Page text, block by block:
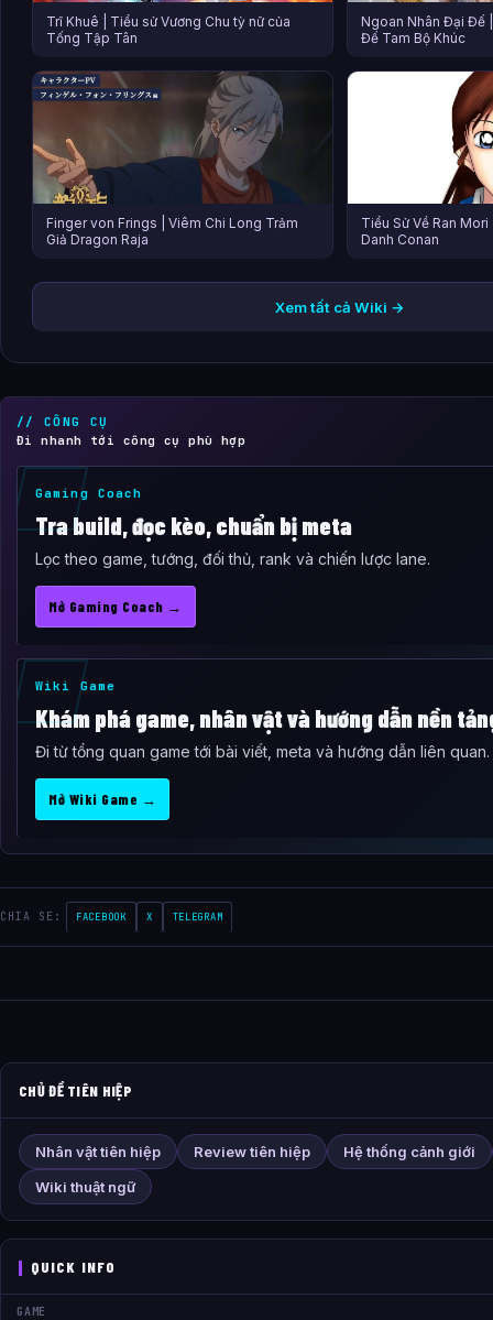
Trĩ Khuê | Tiểu sử Vương Chu tỳ nữ của
Tống Tập Tân
Ngoan Nhân Đại Đế
Đế Tam Bộ Khúc
Finger von Frings | Viêm Chi Long Trảm
Giả Dragon Raja
Tiểu Sử Về Ran
Danh Conan
Xem tất cả Wiki →
// CÔNG CỤ
Đi nhanh tới công cụ phù hợp
Gaming Coach
Tra build, đọc kèo, chuẩn bị meta
Lọc theo game, tướng, đối thủ, rank và chiến lược lane.
Mở Gaming Coach →
Wiki Game
Khám phá game, nhân vật và hướng dẫn nền
Đi từ tổng quan game tới bài viết, meta và hướng dẫn liên quan.
Mở Wiki Game →
CHIA SE: FACEBOOK X TELEGRAM
CHỦ ĐỀ TIÊN HIỆP
Nhân vật tiên hiệp Review tiên hiệp
Hệ thống cảnh giới
Wiki thuật ngữ
QUICK INFO
GAME